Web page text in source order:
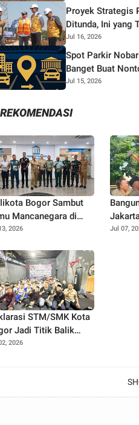
Proyek Strategis
Ditunda, Ini yang
Jul 16, 2026
Spot Parkir
Banget Buat
Jul 15, 2026
REKOMENDASI
Bogor Sambut
Mancanegara di
Kota Bogor,
Positif!
2026 Jul 07,
STM/SMK Kota
Jadi Titik Balik
Melawan Tawuran,
2026